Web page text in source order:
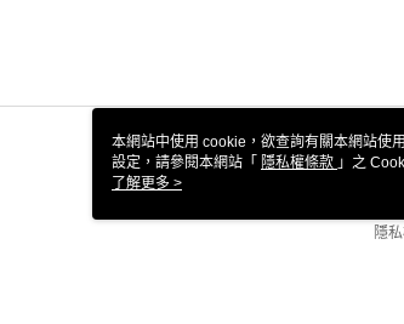
關
隱
本網站中使用 cookie，欲查詢有關本網站使
設定，請參閱本網站「 隱私權條款 」之
使用 cookie。
了解更多 >